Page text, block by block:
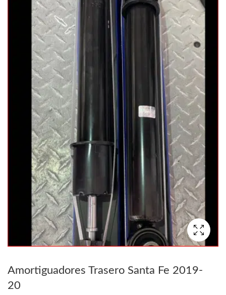
Amortiguadores Trasero Santa Fe 2019-
20